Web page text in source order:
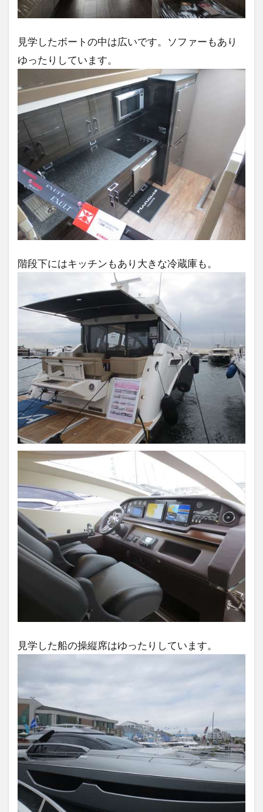
見学したボートの中は広いです。ソファーもあり
ゆったりしています。
階段下にはキッチンもあり大きな冷蔵庫も。
見学した船の操縦席はゆったりしています。